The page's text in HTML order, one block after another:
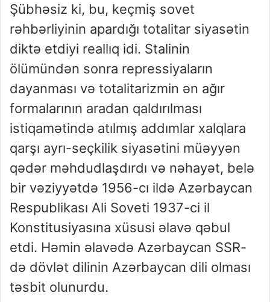
Şübhəsiz ki, bu, keçmiş sovet
rəhbərliyinin apardığı totalitar siyasətin
diktə etdiyi reallıq idi. Stalinin
ölümündən sonra repressiyaların
dayanması və totalitarizmin ən ağır
formalarının aradan qaldırılması
istiqamətində atılmış addımlar xalqlara
qarşı ayrı-seçkilik siyasətini müəyyən
qədər məhdudlaşdırdı və nəhayət, belə
bir vəziyyətdə 1956-cı ildə Azərbaycan
Respublikası Ali Soveti 1937-ci il
Konstitusiyasına xüsusi əlavə qəbul
etdi. Həmin əlavədə Azərbaycan SSR-
də dövlət dilinin Azərbaycan dili olması
təsbit olunurdu.